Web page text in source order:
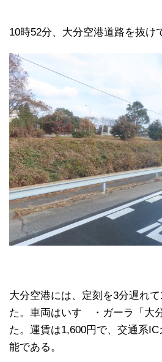
10時52分、大分空港道路を抜け
大分空港には、定刻を3分遅れ
た。車両はいすゞ・ガーラ「大
た。運賃は1,600円で、交通系
能である。